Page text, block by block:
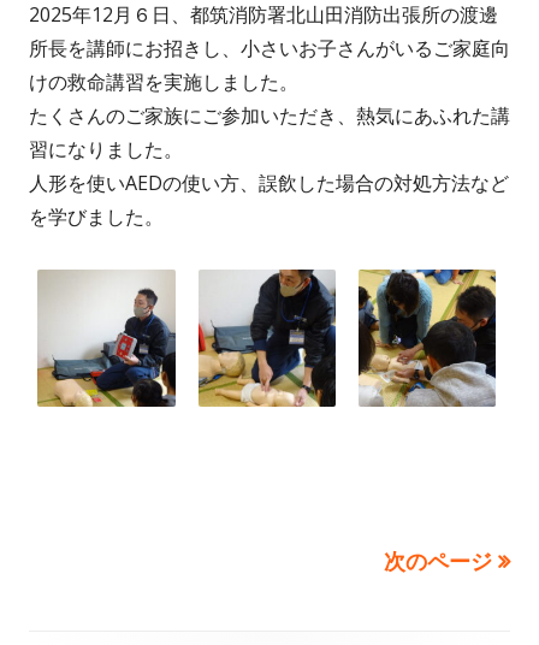
2025年12月６日、都筑消防署北山田消防出張所の渡邊
所長を講師にお招きし、小さいお子さんがいるご家庭向
けの救命講習を実施しました。
たくさんのご家族にご参加いただき、熱気にあふれた講
習になりました。
人形を使いAEDの使い方、誤飲した場合の対処方法など
を学びました。
次のページ